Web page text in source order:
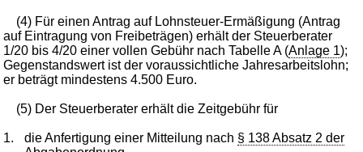
(4) Für einen Antrag auf Lohnsteuer-Ermäßigung (Antrag
auf Eintragung von Freibeträgen) erhält der Steuerberater
1/20 bis 4/20 einer vollen Gebühr nach Tabelle A (Anlage 1);
Gegenstandswert ist der voraussichtliche Jahresarbeitslohn;
er beträgt mindestens 4.500 Euro.
(5) Der Steuerberater erhält die Zeitgebühr für
1. die Anfertigung einer Mitteilung nach § 138 Absatz 2 der